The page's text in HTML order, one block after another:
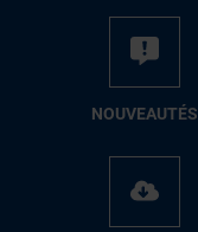
NOUVEAUTÉS